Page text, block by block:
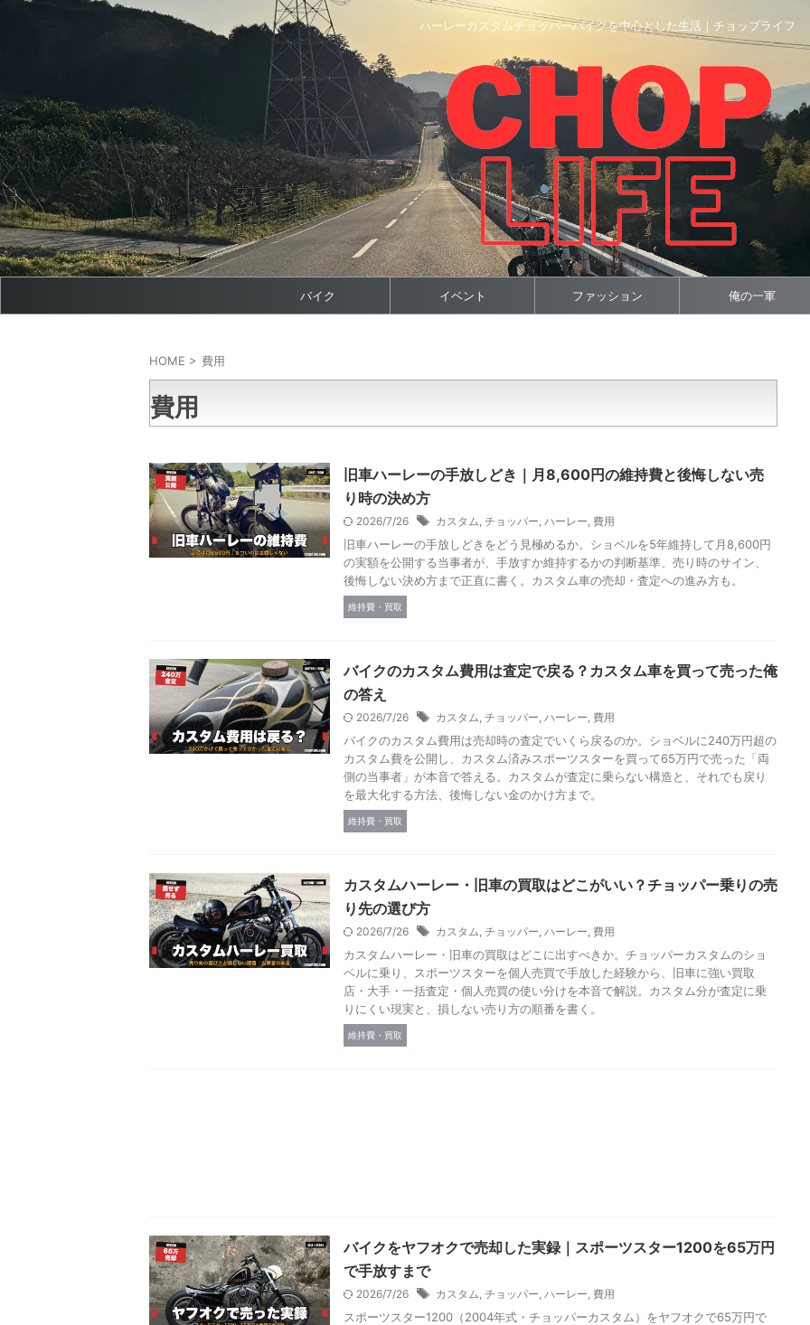
ハーレーカスタムチョッパーバイクを中心とした生活｜チョップライフ
バイク イベント ファッション 俺の一軍
HOME > 費用
費用
旧車ハーレーの手放しどき｜月8,600円の維持費と後悔しない売
り時の決め方
2026/7/26 カスタム, チョッパー, ハーレー, 費用
旧車ハーレーの手放しどきをどう見極めるか。ショベルを5年維持して月8,600円
の実額を公開する当事者が、手放すか維持するかの判断基準、売り時のサイン、
後悔しない決め方まで正直に書く。カスタム車の売却・査定への進み方も。
維持費・買取
バイクのカスタム費用は査定で戻る？カスタム車を買って売った俺
の答え
2026/7/26 カスタム, チョッパー, ハーレー, 費用
バイクのカスタム費用は売却時の査定でいくら戻るのか。ショベルに240万円超の
カスタム費を公開し、カスタム済みスポーツスターを買って65万円で売った「両
側の当事者」が本音で答える。カスタムが査定に乗らない構造と、それでも戻り
を最大化する方法、後悔しない金のかけ方まで。
維持費・買取
カスタムハーレー・旧車の買取はどこがいい？チョッパー乗りの売
り先の選び方
2026/7/26 カスタム, チョッパー, ハーレー, 費用
カスタムハーレー・旧車の買取はどこに出すべきか。チョッパーカスタムのショ
ベルに乗り、スポーツスターを個人売買で手放した経験から、旧車に強い買取
店・大手・一括査定・個人売買の使い分けを本音で解説。カスタム分が査定に乗
りにくい現実と、損しない売り方の順番を書く。
維持費・買取
バイクをヤフオクで売却した実録｜スポーツスター1200を65万円
で手放すまで
2026/7/26 カスタム, チョッパー, ハーレー, 費用
スポーツスター1200（2004年式・チョッパーカスタム）をヤフオクで65万円で